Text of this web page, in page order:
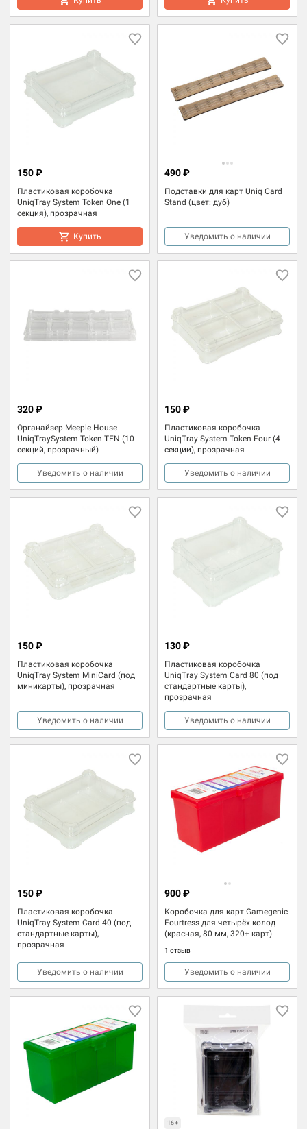
Пластиковая коробочка
UniqTray System Token One (1
секция), прозрачная
150 ₽
Купить
Подставки для карт Uniq Card
Stand (цвет: дуб)
490 ₽
Уведомить о наличии
Органайзер Meeple House
UniqTraySystem Token TEN (10
секций, прозрачный)
320 ₽
Уведомить о наличии
Пластиковая коробочка
UniqTray System Token Four (4
секции), прозрачная
150 ₽
Уведомить о наличии
Пластиковая коробочка
UniqTray System MiniCard (под
миникарты), прозрачная
150 ₽
Уведомить о наличии
Пластиковая коробочка
UniqTray System Card 80 (под
стандартные карты),
прозрачная
130 ₽
Уведомить о наличии
Пластиковая коробочка
UniqTray System Card 40 (под
стандартные карты),
прозрачная
150 ₽
Уведомить о наличии
Коробочка для карт Gamegenic
Fourtress для четырёх колод
(красная, 80 мм, 320+ карт)
1 отзыв
900 ₽
Уведомить о наличии
16+